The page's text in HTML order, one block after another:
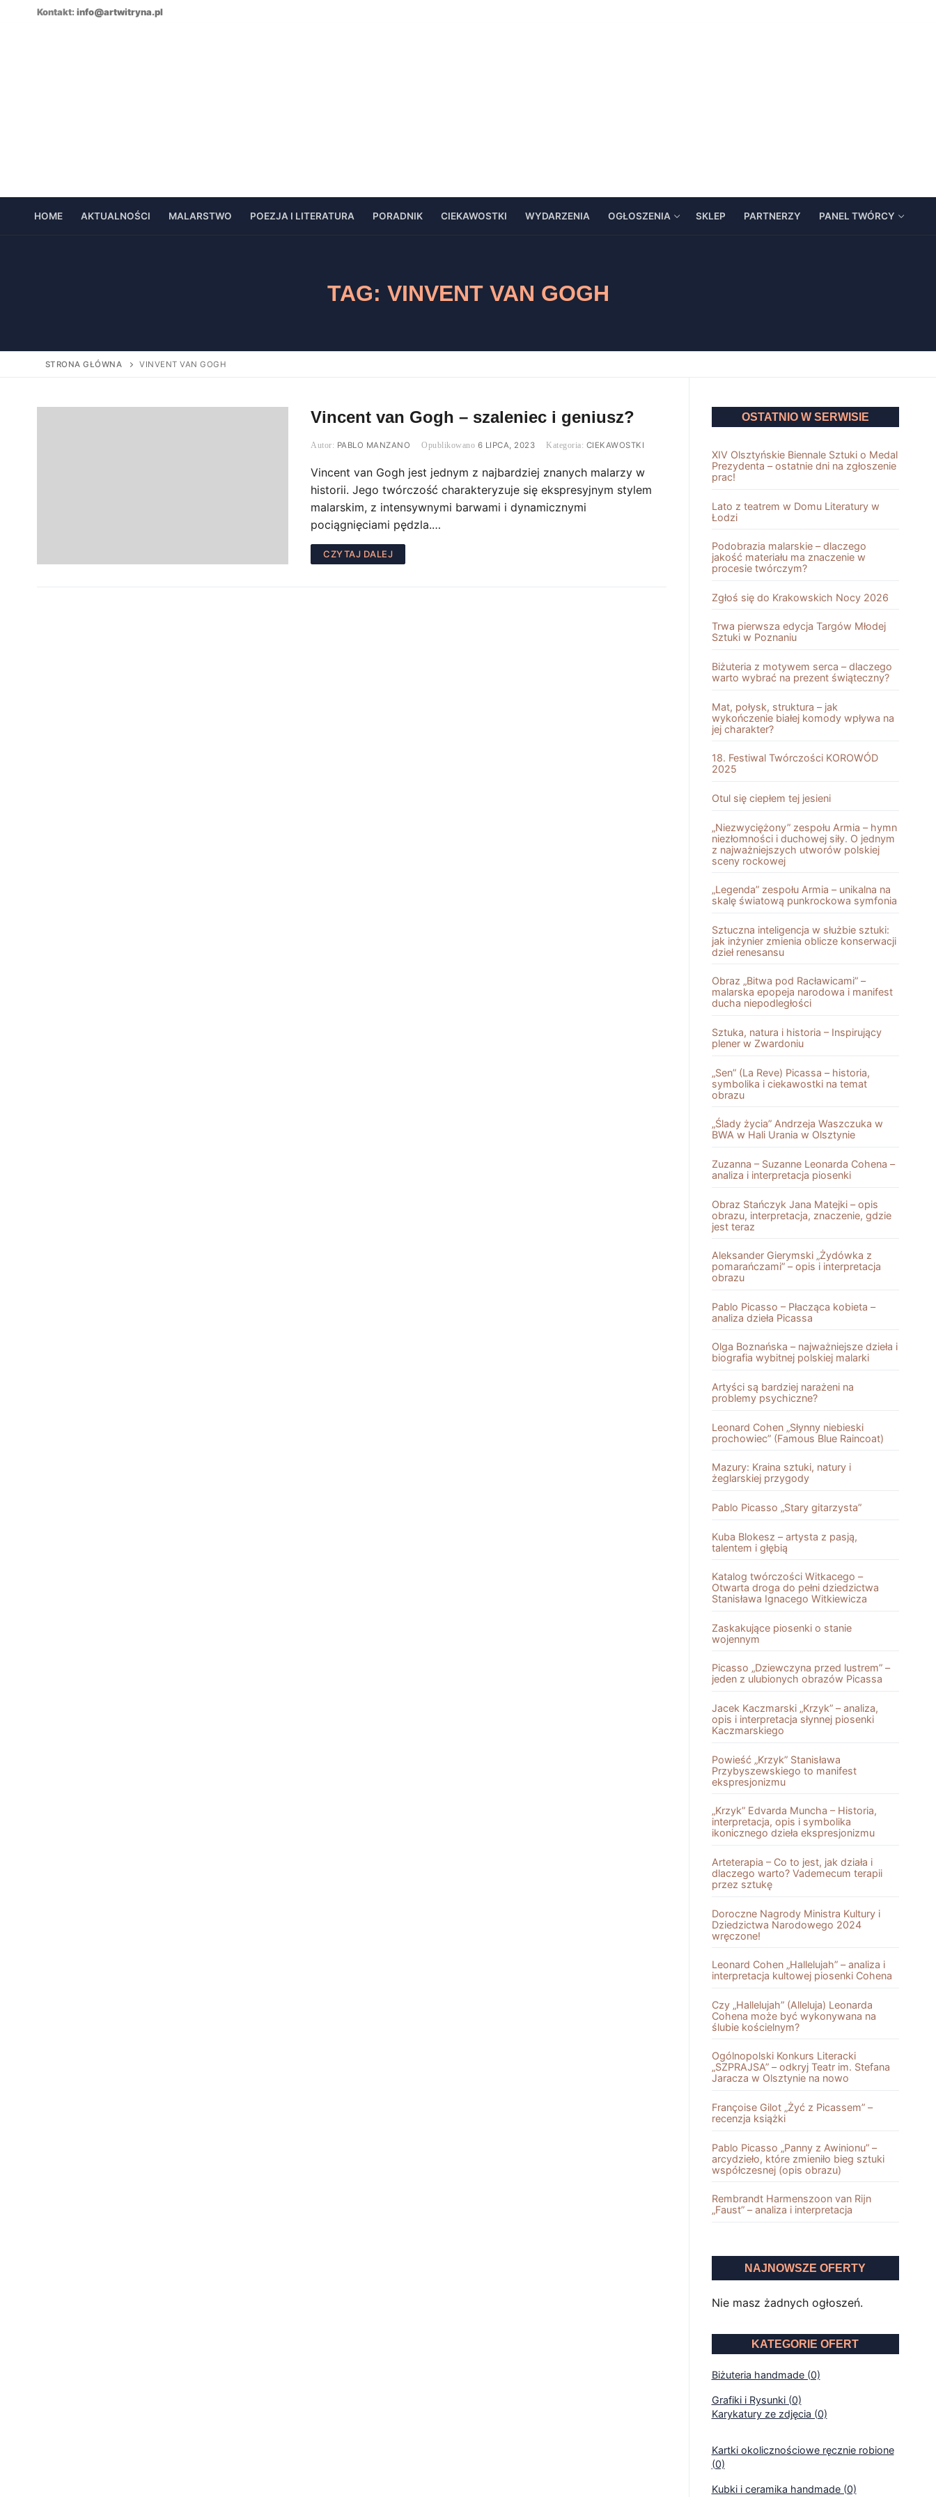
Kontakt: info@artwitryna.pl
HOME AKTUALNOŚCI MALARSTWO POEZJA I LITERATURA PORADNIK CIEKAWOSTKI WYDARZENIA OGŁOSZENIA SKLEP PARTNERZY PANEL TWÓRCY
TAG: VINVENT VAN GOGH
STRONA GŁÓWNA VINVENT VAN GOGH
Vincent van Gogh – szaleniec i geniusz?
PABLO MANZANO 6 LIPCA, 2023 CIEKAWOSTKI
Vincent van Gogh jest jednym z najbardziej znanych malarzy w
historii. Jego twórczość charakteryzuje się ekspresyjnym stylem
malarskim, z intensywnymi barwami i dynamicznymi
pociągnięciami pędzla.…
CZYTAJ DALEJ
OSTATNIO W SERWISIE
XIV Olsztyńskie Biennale Sztuki o Medal
Prezydenta – ostatnie dni na zgłoszenie
prac!
Lato z teatrem w Domu Literatury w
Łodzi
Podobrazia malarskie – dlaczego
jakość materiału ma znaczenie w
procesie twórczym?
Zgłoś się do Krakowskich Nocy 2026
Trwa pierwsza edycja Targów Młodej
Sztuki w Poznaniu
Biżuteria z motywem serca – dlaczego
warto wybrać na prezent świąteczny?
Mat, połysk, struktura – jak
wykończenie białej komody wpływa na
jej charakter?
18. Festiwal Twórczości KOROWÓD
2025
Otul się ciepłem tej jesieni
„Niezwyciężony” zespołu Armia – hymn
niezłomności i duchowej siły. O jednym
z najważniejszych utworów polskiej
sceny rockowej
„Legenda” zespołu Armia – unikalna na
skalę światową punkrockowa symfonia
Sztuczna inteligencja w służbie sztuki:
jak inżynier zmienia oblicze konserwacji
dzieł renesansu
Obraz „Bitwa pod Racławicami” –
malarska epopeja narodowa i manifest
ducha niepodległości
Sztuka, natura i historia – Inspirujący
plener w Zwardoniu
„Sen” (La Reve) Picassa – historia,
symbolika i ciekawostki na temat
obrazu
„Ślady życia” Andrzeja Waszczuka w
BWA w Hali Urania w Olsztynie
Zuzanna – Suzanne Leonarda Cohena –
analiza i interpretacja piosenki
Obraz Stańczyk Jana Matejki – opis
obrazu, interpretacja, znaczenie, gdzie
jest teraz
Aleksander Gierymski „Żydówka z
pomarańczami” – opis i interpretacja
obrazu
Pablo Picasso – Płacząca kobieta –
analiza dzieła Picassa
Olga Boznańska – najważniejsze dzieła i
biografia wybitnej polskiej malarki
Artyści są bardziej narażeni na
problemy psychiczne?
Leonard Cohen „Słynny niebieski
prochowiec” (Famous Blue Raincoat)
Mazury: Kraina sztuki, natury i
żeglarskiej przygody
Pablo Picasso „Stary gitarzysta”
Kuba Blokesz – artysta z pasją,
talentem i głębią
Katalog twórczości Witkacego –
Otwarta droga do pełni dziedzictwa
Stanisława Ignacego Witkiewicza
Zaskakujące piosenki o stanie
wojennym
Picasso „Dziewczyna przed lustrem” –
jeden z ulubionych obrazów Picassa
Jacek Kaczmarski „Krzyk” – analiza,
opis i interpretacja słynnej piosenki
Kaczmarskiego
Powieść „Krzyk” Stanisława
Przybyszewskiego to manifest
ekspresjonizmu
„Krzyk” Edvarda Muncha – Historia,
interpretacja, opis i symbolika
ikonicznego dzieła ekspresjonizmu
Arteterapia – Co to jest, jak działa i
dlaczego warto? Vademecum terapii
przez sztukę
Doroczne Nagrody Ministra Kultury i
Dziedzictwa Narodowego 2024
wręczone!
Leonard Cohen „Hallelujah” – analiza i
interpretacja kultowej piosenki Cohena
Czy „Hallelujah” (Alleluja) Leonarda
Cohena może być wykonywana na
ślubie kościelnym?
Ogólnopolski Konkurs Literacki
„SZPRAJSA” – odkryj Teatr im. Stefana
Jaracza w Olsztynie na nowo
Françoise Gilot „Żyć z Picassem” –
recenzja książki
Pablo Picasso „Panny z Awinionu” –
arcydzieło, które zmieniło bieg sztuki
współczesnej (opis obrazu)
Rembrandt Harmenszoon van Rĳn
„Faust” – analiza i interpretacja
NAJNOWSZE OFERTY
Nie masz żadnych ogłoszeń.
KATEGORIE OFERT
Biżuteria handmade (0)
Grafiki i Rysunki (0)
Karykatury ze zdjęcia (0)
Kartki okolicznościowe ręcznie robione
(0)
Kubki i ceramika handmade (0)